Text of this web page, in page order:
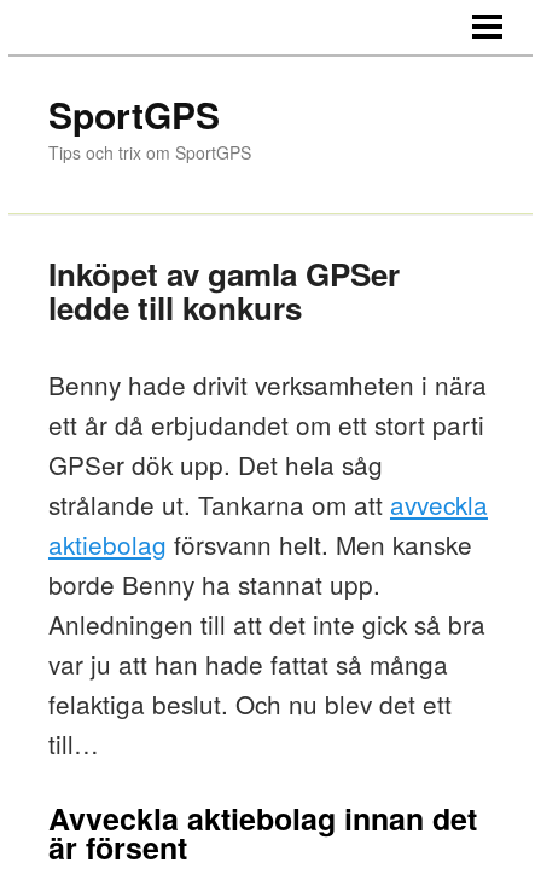
FLYTTA UTOMLANDS
BLOGGEN
SportGPS
Tips och trix om SportGPS
Inköpet av gamla GPSer
ledde till konkurs
Benny hade drivit verksamheten i nära
ett år då erbjudandet om ett stort parti
GPSer dök upp. Det hela såg
strålande ut. Tankarna om att avveckla
aktiebolag försvann helt. Men kanske
borde Benny ha stannat upp.
Anledningen till att det inte gick så bra
var ju att han hade fattat så många
felaktiga beslut. Och nu blev det ett
till…
Avveckla aktiebolag innan det
är försent